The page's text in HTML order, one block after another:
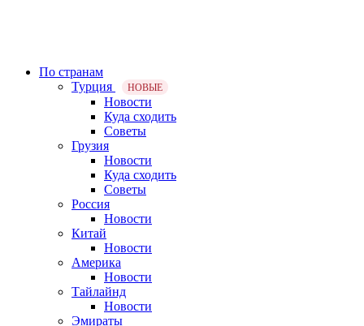
По странам
Турция
НОВЫЕ
Новости
Куда сходить
Советы
Грузия
Новости
Куда сходить
Советы
Россия
Новости
Китай
Новости
Америка
Новости
Тайлайнд
Новости
Эмираты